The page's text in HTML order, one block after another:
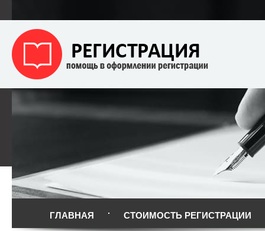
ГЛАВНАЯ СТОИМОСТЬ РЕГИСТРАЦИИ